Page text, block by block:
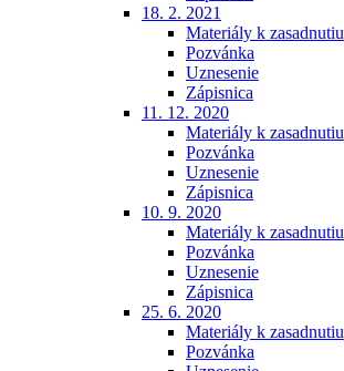
18. 2. 2021
Materiály k zasadnutiu
Pozvánka
Uznesenie
Zápisnica
11. 12. 2020
Materiály k zasadnutiu
Pozvánka
Uznesenie
Zápisnica
10. 9. 2020
Materiály k zasadnutiu
Pozvánka
Uznesenie
Zápisnica
25. 6. 2020
Materiály k zasadnutiu
Pozvánka